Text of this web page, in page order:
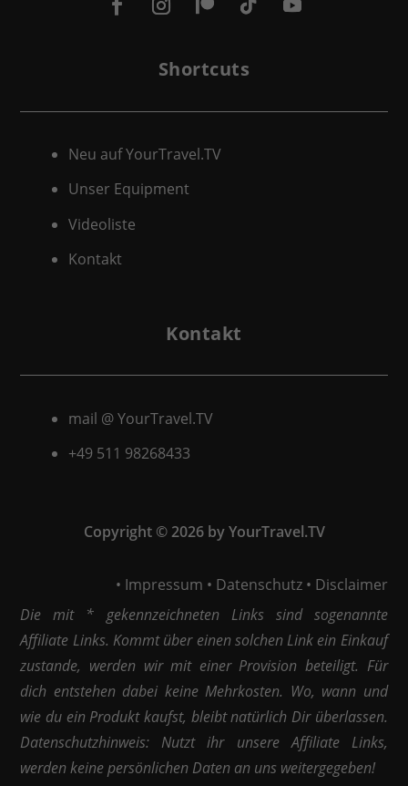
Shortcuts
Neu auf YourTravel.TV
Unser Equipment
Videoliste
Kontakt
Kontakt
mail @ YourTravel.TV
+49 511 98268433
Copyright © 2026 by YourTravel.TV
• Impressum • Datenschutz• Disclaimer
Die mit * gekennzeichneten Links sind sogenannte
Affiliate Links. Kommt über einen solchen Link ein Einkauf
zustande, werden wir mit einer Provision beteiligt. Für
dich entstehen dabei keine Mehrkosten. Wo, wann und
wie du ein Produkt kaufst, bleibt natürlich Dir überlassen.
Datenschutzhinweis: Nutzt ihr unsere Affiliate Links,
werden keine persönlichen Daten an uns weitergegeben!